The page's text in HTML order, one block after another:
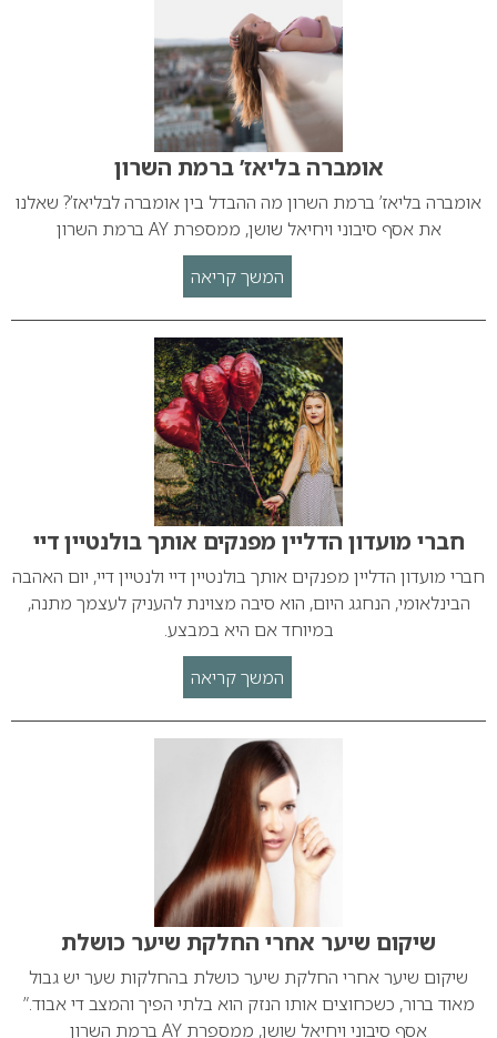
אומברה בליאז’ ברמת השרון
אומברה בליאז’ ברמת השרון מה ההבדל בין אומברה לבליאז’? שאלנו
את אסף סיבוני ויחיאל שושן, ממספרת AY ברמת השרון
המשך קריאה
חברי מועדון הדליין מפנקים אותך בולנטיין דיי
חברי מועדון הדליין מפנקים אותך בולנטיין דיי ולנטיין דיי, יום האהבה
הבינלאומי, הנחגג היום, הוא סיבה מצוינת להעניק לעצמך מתנה,
במיוחד אם היא במבצע.
המשך קריאה
שיקום שיער אחרי החלקת שיער כושלת
שיקום שיער אחרי החלקת שיער כושלת בהחלקות שער יש גבול
מאוד ברור, כשכחוצים אותו הנזק הוא בלתי הפיך והמצב די אבוד.”
אסף סיבוני ויחיאל שושן, ממספרת AY ברמת השרון